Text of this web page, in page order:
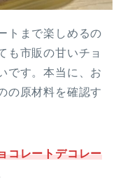
トまで楽しめるの
も市販の甘いチョ
です。本当に、お
の原材料を確認す
コレートデコレー